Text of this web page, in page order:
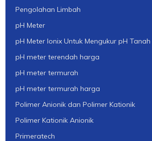
Pengolahan Limbah
pH Meter
pH Meter Ionix Untuk Mengukur pH Tanah
pH meter terendah harga
pH meter termurah
pH meter termurah harga
Polimer Anionik dan Polimer Kationik
Polimer Kationik Anionik
Primeratech